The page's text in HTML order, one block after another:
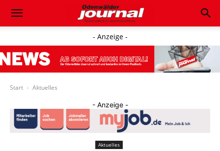
- Anzeige -
Start Aktuelles
- Anzeige -
Aktuelles